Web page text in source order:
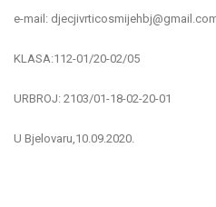
e-mail:
KLASA:112-01/20-02/05
URBROJ: 2103/01-18-02-20-01
U Bjelovaru,10.09.2020.